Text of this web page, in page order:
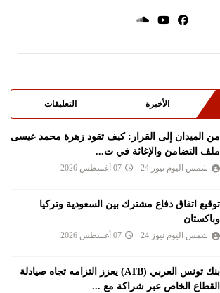
الأخيرة التعليقات
من الميدان إلى القرار: كيف تقود زهرة محمد عيسى
ملف التضامن والإغاثة في ت...
شمس اليوم نيوز 24 07 أغسطس 2026
توقيع اتفاق دفاع مشترك بين السعودية وتركيا
وباكستان
شمس اليوم نيوز 24 07 أغسطس 2026
بنك تونس العربي (ATB) يعزز التزامه تجاه صيادلة
القطاع الخاص عبر شراكة مع ...